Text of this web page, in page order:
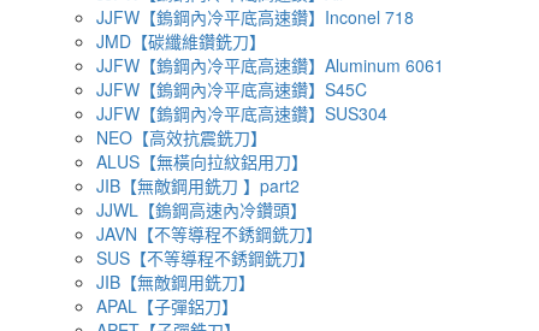
JJFW【鎢鋼內冷平底高速鑽】Inconel 718
JMD【碳纖維鑽銑刀】
JJFW【鎢鋼內冷平底高速鑽】Aluminum 6061
JJFW【鎢鋼內冷平底高速鑽】S45C
JJFW【鎢鋼內冷平底高速鑽】SUS304
NEO【高效抗震銑刀】
ALUS【無橫向拉紋鋁用刀】
JIB【無敵鋼用銑刀 】part2
JJWL【鎢鋼高速內冷鑽頭】
JAVN【不等導程不銹鋼銑刀】
SUS【不等導程不銹鋼銑刀】
JIB【無敵鋼用銑刀】
APAL【子彈鋁刀】